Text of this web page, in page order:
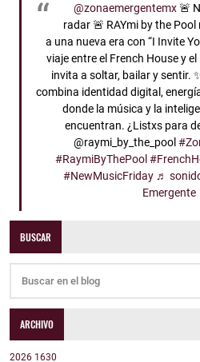
@zonaemergentemx🚨
radar 🚨 RAYmi by the
a una nueva era con “I Invite
viaje entre el French House y
invita a soltar, bailar y sentir.
combina identidad digital,
donde la música y la
encuentran. ¿Listxs para
@raymi_by_the_pool
#RaymiByThePool
#NewMusicFriday ♬
Emergente
BUSCAR
ARCHIVO
2026 1630